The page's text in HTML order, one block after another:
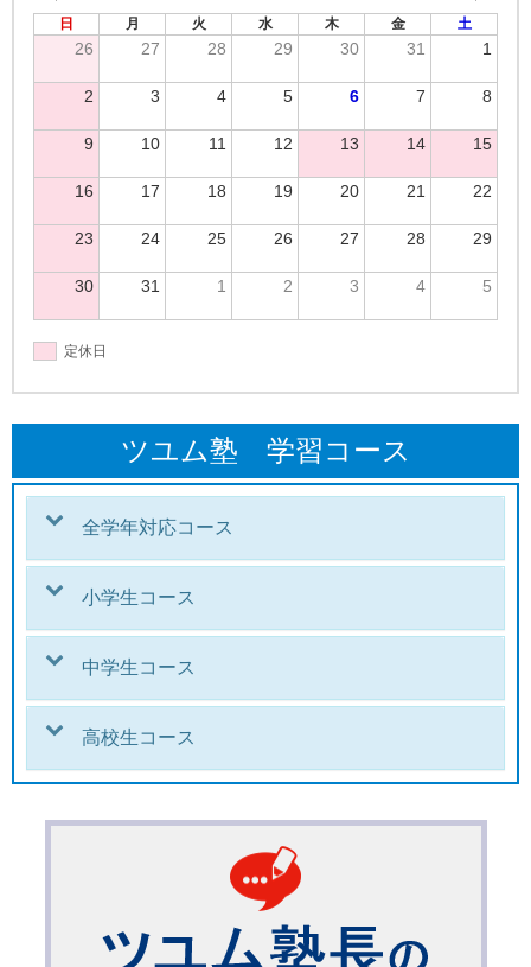
日 月 火 水 木 金 土
26 27 28 29 30 31 1
2 3 4 5 6 7 8
9 10 11 12 13 14 15
16 17 18 19 20 21 22
23 24 25 26 27 28 29
30 31 1 2 3 4 5
定休日
ツユム塾 学習コース
全学年対応コース
小学生コース
中学生コース
高校生コース